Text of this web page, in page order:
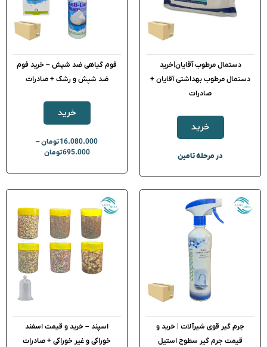
دستمال مرطوب آقایان|خرید
دستمال مرطوب بهداشتی آقایان +
صادرات
خرید
در مرحله تامین
فوم گیاهی ضد شپش – خرید فوم
ضد شپش و رشک + صادرات
خرید
16.080.000تومان–
695.000تومان
جرم گیر قوی شیرآلات | خرید و
قیمت جرم گیر سطوح استیل
اسپند – خرید و قیمت اسفند
خوراکی و غیر خوراکی + صادرات